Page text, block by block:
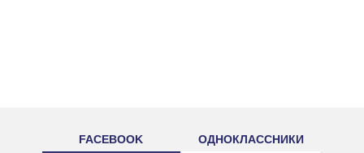
FACEBOOK ОДНОКЛАССНИКИ